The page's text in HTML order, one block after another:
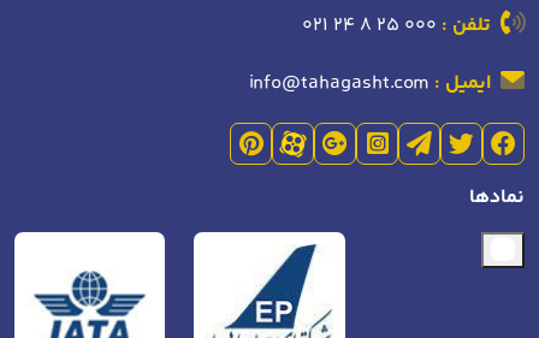
تلفن : 021 24 8 25 000
ایمیل : info@tahagasht.com
نمادها